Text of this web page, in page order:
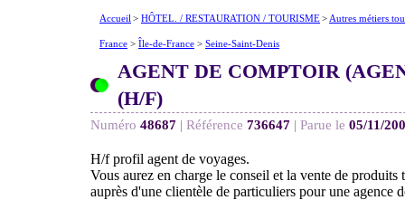
Accueil > HÔTEL. / RESTAURATION / TOURISME> Autres métiers
France > Île-de-France > Seine-Saint-Denis
AGENT DE COMPTOIR
(H/F)
Numéro 48687 | Référence 736647 | Parue le 05/11/
H/f profil agent de voyages.
Vous aurez en charge le conseil et la vente de produits
auprès d'une clientèle de particuliers pour une agence